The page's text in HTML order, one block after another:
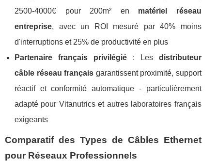
2500-4000€ pour 200m² en matériel réseau
entreprise, avec un ROI mesuré par 40% moins
d'interruptions et 25% de productivité en plus
Partenaire français privilégié: Les distributeur
câble réseau français garantissent proximité, support
réactif et conformité automatique - particulièrement
adapté pour Vitanutrics et autres laboratoires français
exigeants
Comparatif des Types de Câbles Ethernet
pour Réseaux Professionnels